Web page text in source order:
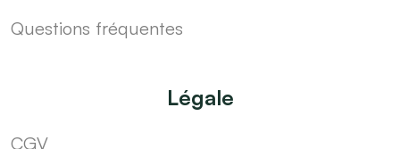
Questions fréquentes
Légale
CGV